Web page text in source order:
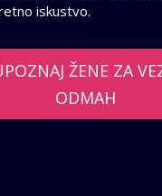
iskustvo.
ŽENE ZA
ODMAH